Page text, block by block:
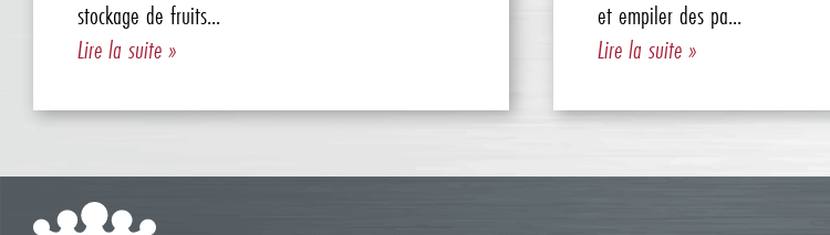
stockage de fruits...
Lire la suite »
et empiler des pa...
Lire la suite »